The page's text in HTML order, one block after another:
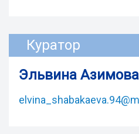
Куратор
Эльвина Азимова